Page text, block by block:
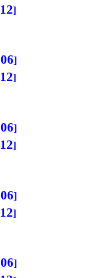
12
06
12
06
12
06
12
06